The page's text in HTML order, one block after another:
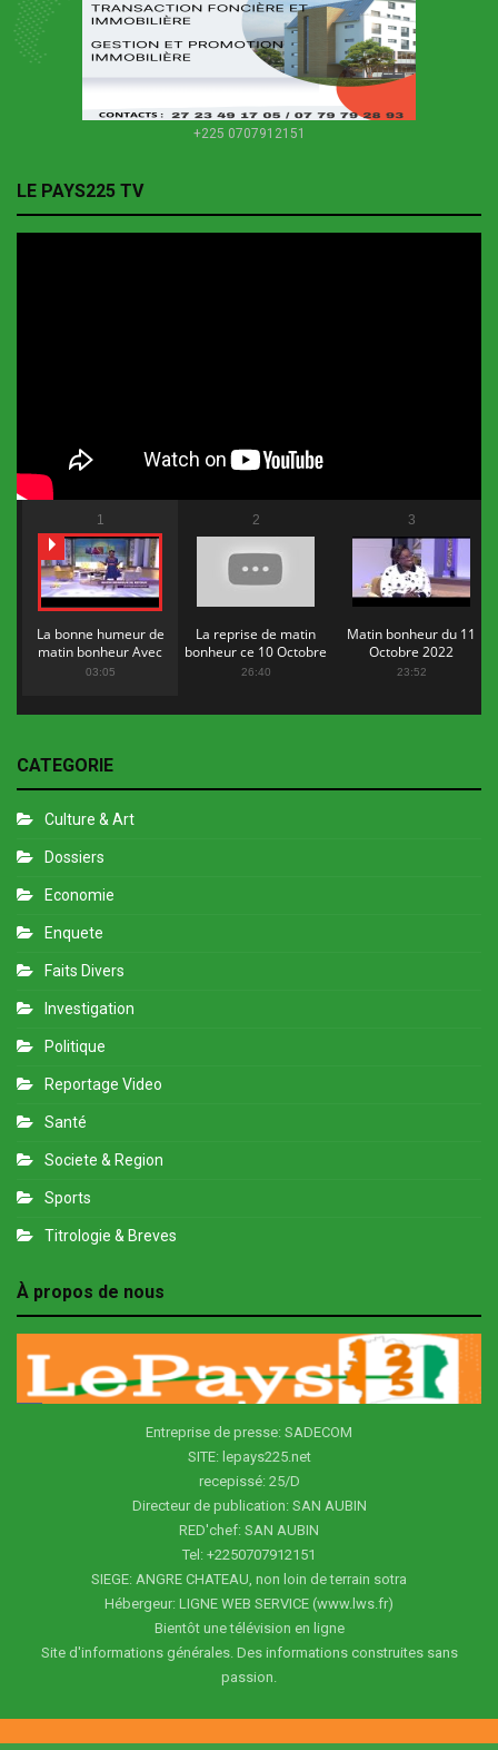
+225 0707912151
LE PAYS225 TV
1
La bonne humeur de
matin bonheur Avec
Flopy Mendosa
03:05
2
La reprise de matin
bonheur ce 10 Octobre
2022
26:40
3
Matin bonheur du 11
Octobre 2022
23:52
CATEGORIE
Culture & Art
Dossiers
Economie
Enquete
Faits Divers
Investigation
Politique
Reportage Video
Santé
Societe & Region
Sports
Titrologie & Breves
À propos de nous
Entreprise de presse: SADECOM
SITE: lepays225.net
recepissé: 25/D
Directeur de publication: SAN AUBIN
RED'chef: SAN AUBIN
Tel: +2250707912151
SIEGE: ANGRE CHATEAU, non loin de terrain sotra
Hébergeur: LIGNE WEB SERVICE (www.lws.fr)
Bientôt une télévision en ligne
Site d'informations générales. Des informations construites sans
passion.